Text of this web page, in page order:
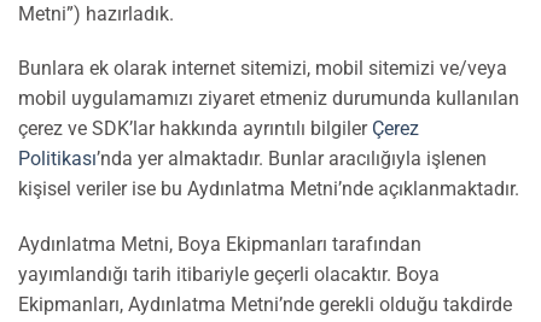
Metni”) hazırladık.
Bunlara ek olarak internet sitemizi, mobil sitemizi ve/veya
mobil uygulamamızı ziyaret etmeniz durumunda kullanılan
çerez ve SDK’lar hakkında ayrıntılı bilgiler Çerez
Politikası’nda yer almaktadır. Bunlar aracılığıyla işlenen
kişisel veriler ise bu Aydınlatma Metni’nde açıklanmaktadır.
Aydınlatma Metni, Boya Ekipmanları tarafından
yayımlandığı tarih itibariyle geçerli olacaktır. Boya
Ekipmanları, Aydınlatma Metni’nde gerekli olduğu takdirde